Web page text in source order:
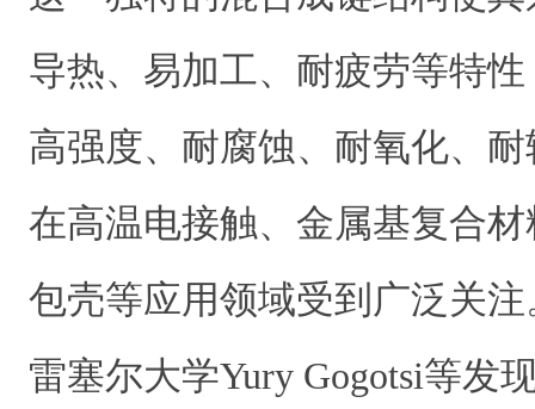
导热、易加工、耐疲劳等特
高强度、耐腐蚀、耐氧化、
在高温电接触、金属基复合
包壳等应用领域受到广泛关
雷塞尔大学Yury Gogotsi等发